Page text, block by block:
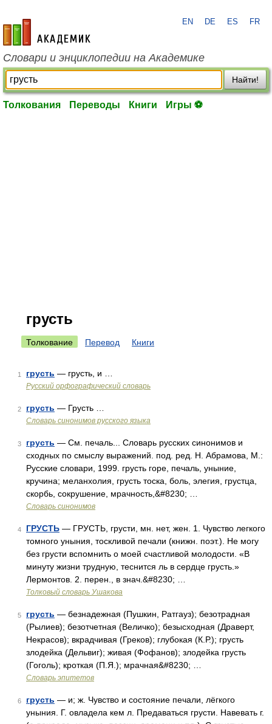
academic.ru
EN DE ES FR
Словари и энциклопедии на Академике
Найти!
Толкования Переводы Книги Игры ⚽
грусть
Толкование Перевод Книги
1 грусть — грусть, и …
Русский орфографический словарь
2 грусть — Грусть …
Словарь синонимов русского языка
3 грусть — См. печаль... Словарь русских синонимов и
сходных по смыслу выражений. под. ред. Н. Абрамова, М.:
Русские словари, 1999. грусть горе, печаль, уныние,
кручина; меланхолия, грусть тоска, боль, элегия, грустца,
скорбь, сокрушение, мрачность,&#8230; …
Словарь синонимов
4 ГРУСТЬ — ГРУСТЬ, грусти, мн. нет, жен. 1. Чувство легкого
томного уныния, тоскливой печали (книжн. поэт.). Не могу
без грусти вспомнить о моей счастливой молодости. «В
минуту жизни трудную, теснится ль в сердце грусть.»
Лермонтов. 2. перен., в знач.&#8230; …
Толковый словарь Ушакова
5 грусть — безнадежная (Пушкин, Ратгауз); безотрадная
(Рылиев); безотчетная (Величко); безысходная (Драверт,
Некрасов); вкрадчивая (Греков); глубокая (К.Р.); грусть
злодейка (Дельвиг); живая (Фофанов); злодейка грусть
(Гоголь); кроткая (П.Я.); мрачная&#8230; …
Словарь эпитетов
6 грусть — и; ж. Чувство и состояние печали, лёгкого
уныния. Г. овладела кем л. Предаваться грусти. Навевать г.